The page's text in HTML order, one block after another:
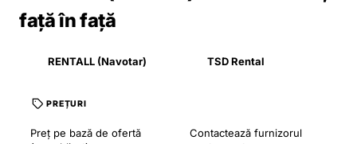
față în față
RENTALL (Navotar) TSD Rental
PREȚURI
Preț pe bază de ofertă
Contactează furnizorul